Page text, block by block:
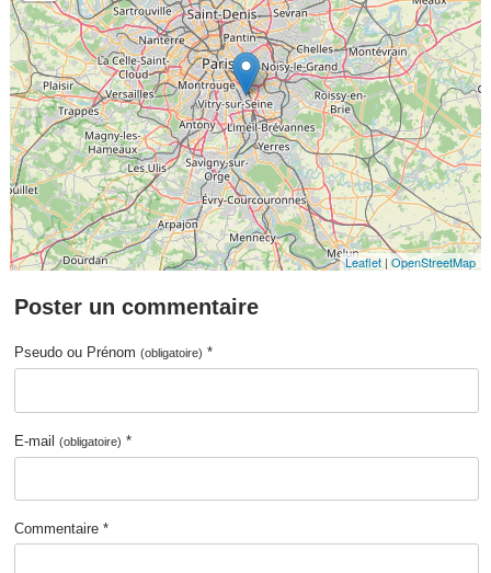
Leaflet|OpenStreetMap
Poster un commentaire
Pseudo ou Prénom(obligatoire) *
E-mail(obligatoire) *
Commentaire *